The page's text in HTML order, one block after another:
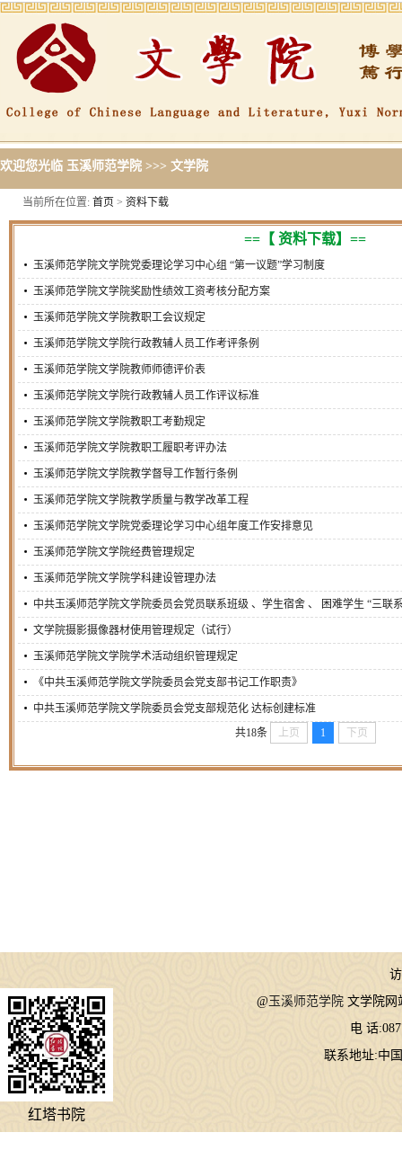
欢迎您光临 玉溪师范学院 >>> 文学院
当前所在位置: 首页 > 资料下载
==【 资料下载】==
玉溪师范学院文学院党委理论学习中心组 “第一议题”学习制度
玉溪师范学院文学院奖励性绩效工资考核分配方案
玉溪师范学院文学院教职工会议规定
玉溪师范学院文学院行政教辅人员工作考评条例
玉溪师范学院文学院教师师德评价表
玉溪师范学院文学院行政教辅人员工作评议标准
玉溪师范学院文学院教职工考勤规定
玉溪师范学院文学院教职工履职考评办法
玉溪师范学院文学院教学督导工作暂行条例
玉溪师范学院文学院教学质量与教学改革工程
玉溪师范学院文学院党委理论学习中心组年度工作安排意见
玉溪师范学院文学院经费管理规定
玉溪师范学院文学院学科建设管理办法
中共玉溪师范学院文学院委员会党员联系班级 、学生宿舍 、 困难学生 “三联
文学院摄影摄像器材使用管理规定（试行）
玉溪师范学院文学院学术活动组织管理规定
《中共玉溪师范学院文学院委员会党支部书记工作职责》
中共玉溪师范学院文学院委员会党支部规范化 达标创建标准
共18条
上页 1 下页
红塔书院
@玉溪师范学院 文学院网
电 话
联系地址:中